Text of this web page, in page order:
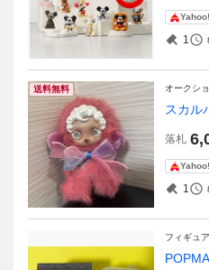
1
送料無料 オークシ
スカル
落札
1
フィギュア